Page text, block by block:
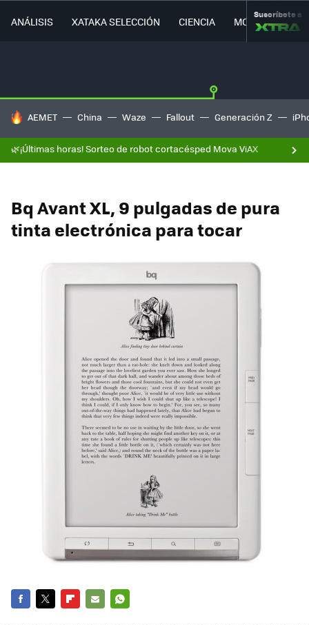
ANÁLISIS XATAKA SELECCIÓN CIENCIA MOVILIDAD
Suscríbete a
HOY SE HABLA DE
AEMET China Waze Fallout Generación Z
🌿¡Últimas horas! Sorteo de robot cortacésped Mova ViAX
Bq Avant XL, 9 pulgadas de pura
tinta electrónica para tocar